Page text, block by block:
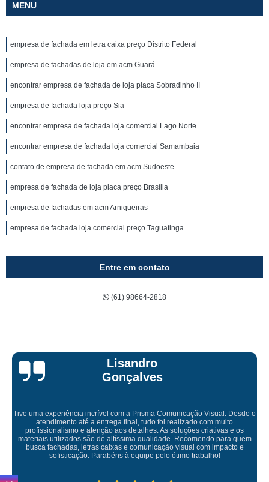
MENU
empresa de fachada em letra caixa preço Distrito Federal
empresa de fachadas de loja em acm Guará
encontrar empresa de fachada de loja placa Sobradinho II
empresa de fachada loja preço Sia
encontrar empresa de fachada loja comercial Lago Norte
encontrar empresa de fachada loja comercial Samambaia
contato de empresa de fachada em acm Sudoeste
empresa de fachada de loja placa preço Brasília
empresa de fachadas em acm Arniqueiras
empresa de fachada loja comercial preço Taguatinga
Entre em contato
(61) 98664-2818
Bruna Eduarda
Empresa maravilhosa, entregue antes do prazo e a instalação da lona
ficou perfeita, indico de olhos fechados